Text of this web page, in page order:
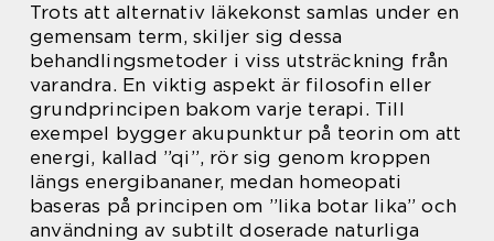
Trots att alternativ läkekonst samlas under en
gemensam term, skiljer sig dessa
behandlingsmetoder i viss utsträckning från
varandra. En viktig aspekt är filosofin eller
grundprincipen bakom varje terapi. Till
exempel bygger akupunktur på teorin om att
energi, kallad ”qi”, rör sig genom kroppen
längs energibananer, medan homeopati
baseras på principen om ”lika botar lika” och
användning av subtilt doserade naturliga